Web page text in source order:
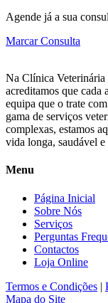
Agende já a sua
Marcar Consulta
Na Clínica Veterinária
acreditamos que cada
equipa que o trate
gama de serviços
complexas, estamos
vida longa, saudável
Menu
Página Inicial
Sobre Nós
Serviços
Perguntas
Contactos
Loja Online
Termos e Condições |
Mapa do Site